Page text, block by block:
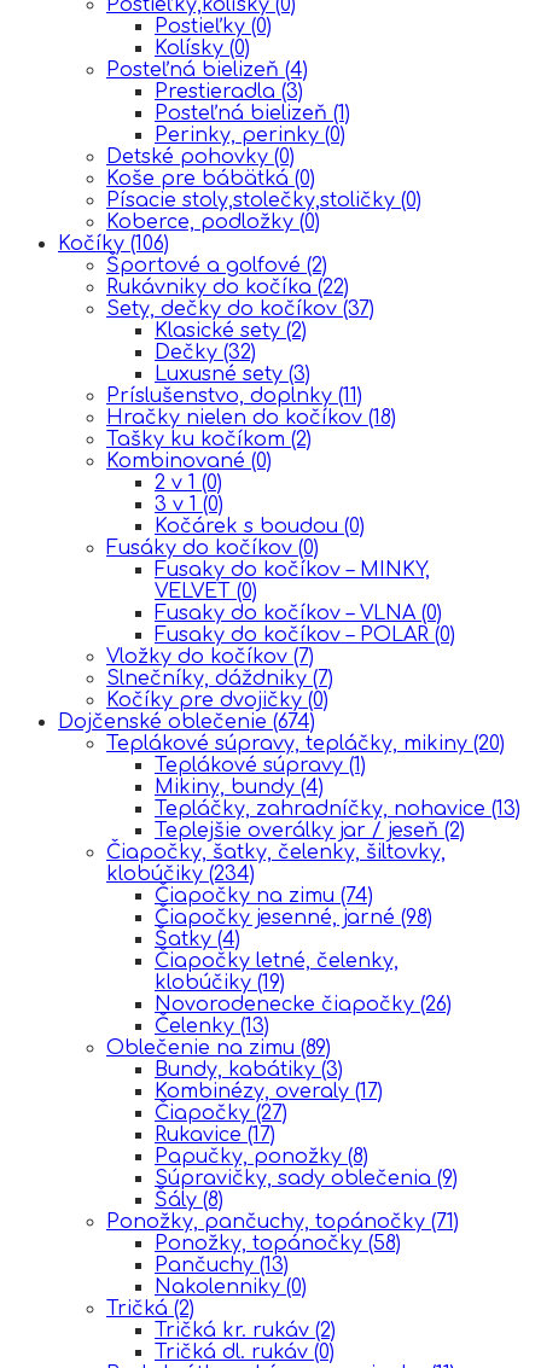
Postieľky (0)
Kolísky (0)
Posteľná bielizeň (4)
Prestieradla (3)
Posteľná bielizeň (1)
Perinky, perinky (0)
Detské pohovky (0)
Koše pre bábätká (0)
Písacie stoly,stolečky,stoličky (0)
Koberce, podložky (0)
Kočíky (106)
Športové a golfové (2)
Rukávniky do kočíka (22)
Sety, dečky do kočíkov (37)
Klasické sety (2)
Dečky (32)
Luxusné sety (3)
Príslušenstvo, doplnky (11)
Hračky nielen do kočíkov (18)
Tašky ku kočíkom (2)
Kombinované (0)
2 v 1 (0)
3 v 1 (0)
Kočárek s boudou (0)
Fusáky do kočíkov (0)
Fusaky do kočíkov – MINKY,
VELVET (0)
Fusaky do kočíkov – VLNA (0)
Fusaky do kočíkov – POLAR (0)
Vložky do kočíkov (7)
Slnečníky, dáždniky (7)
Kočíky pre dvojičky (0)
Dojčenské oblečenie (674)
Teplákové súpravy, tepláčky, mikiny (20)
Teplákové súpravy (1)
Mikiny, bundy (4)
Tepláčky, zahradníčky, nohavice (13)
Teplejšie overálky jar / jeseň (2)
Čiapočky, šatky, čelenky, šiltovky,
klobúčiky (234)
Čiapočky na zimu (74)
Čiapočky jesenné, jarné (98)
Šatky (4)
Čiapočky letné, čelenky,
klobúčiky (19)
Novorodenecke čiapočky (26)
Čelenky (13)
Oblečenie na zimu (89)
Bundy, kabátiky (3)
Kombinézy, overaly (17)
Čiapočky (27)
Rukavice (17)
Papučky, ponožky (8)
Súpravičky, sady oblečenia (9)
Šály (8)
Ponožky, pančuchy, topánočky (71)
Ponožky, topánočky (58)
Pančuchy (13)
Nakolenniky (0)
Tričká (2)
Tričká kr. rukáv (2)
Tričká dl. rukáv (0)